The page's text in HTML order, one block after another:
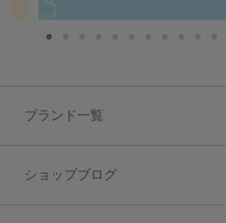
ブランド一覧
ショップブログ